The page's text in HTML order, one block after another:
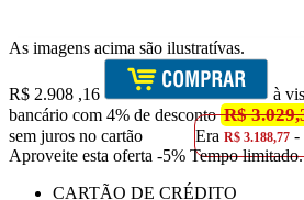
As imagens acima são ilustratívas.
R$ 2.908 ,16
à
bancário com 4% de desconto R$
sem juros no cartão
EraR$ 3.188,77 -
Aproveite esta oferta -5% Tempo limitado.
CARTÃO DE CRÉDITO